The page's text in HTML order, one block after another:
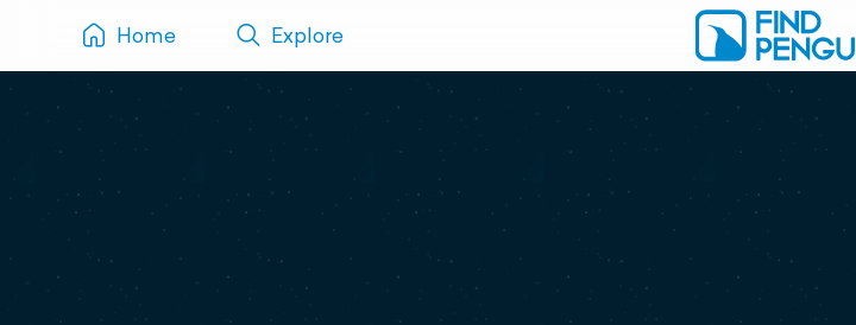
Home Explore